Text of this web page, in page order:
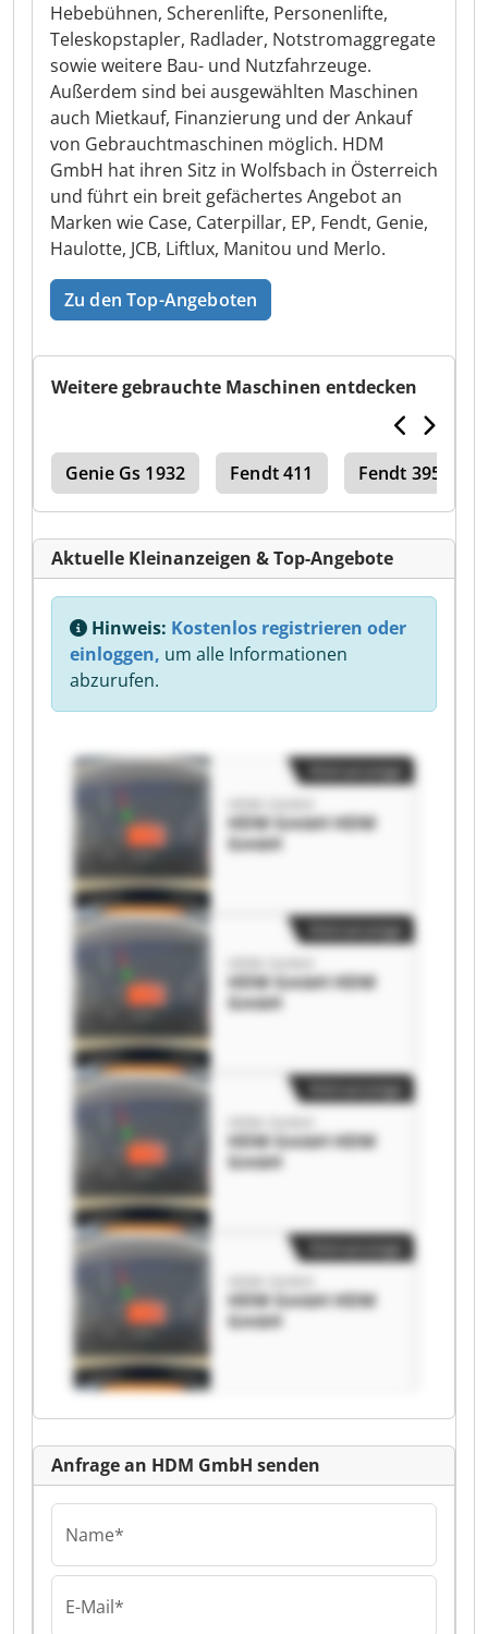
Hebebühnen, Scherenlifte, Personenlifte,
Teleskopstapler, Radlader, Notstromaggregate
sowie weitere Bau- und Nutzfahrzeuge.
Außerdem sind bei ausgewählten Maschinen
auch Mietkauf, Finanzierung und der Ankauf
von Gebrauchtmaschinen möglich. HDM
GmbH hat ihren Sitz in Wolfsbach in Österreich
und führt ein breit gefächertes Angebot an
Marken wie Case, Caterpillar, EP, Fendt, Genie,
Haulotte, JCB, Liftlux, Manitou und Merlo.
Zu den Top-Angeboten
Weitere gebrauchte Maschinen entdecken
Genie Gs 1932 Fendt 411 Fendt 395 Gta
Aktuelle Kleinanzeigen & Top-Angebote
Hinweis: Kostenlos registrieren oder
einloggen, um alle Informationen
abzurufen.
HDM GmbH HDM
GmbH
HDM GmbH HDM
GmbH
Kleinanzeige
HDM GmbH HDM
GmbH
Kleinanzeige
HDM GmbH HDM
GmbH
Kleinanzeige
Anfrage an HDM GmbH senden
Name*
E-Mail*